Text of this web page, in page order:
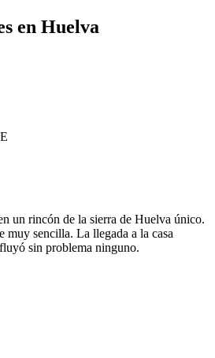
en Huelva
un rincón de la sierra de Huelva único.
muy sencilla. La llegada a la casa
sin problema ninguno.